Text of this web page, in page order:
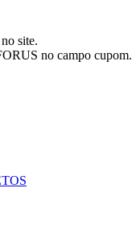
site.
no campo cupom.